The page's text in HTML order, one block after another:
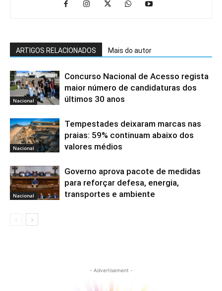
ARTIGOS RELACIONADOS Mais do autor
Nacional
Concurso Nacional de Acesso regista
maior número de candidaturas dos
últimos 30 anos
Nacional
Tempestades deixaram marcas nas
praias: 59% continuam abaixo dos
valores médios
Nacional
Governo aprova pacote de medidas
para reforçar defesa, energia,
transportes e ambiente
- Advertisement -